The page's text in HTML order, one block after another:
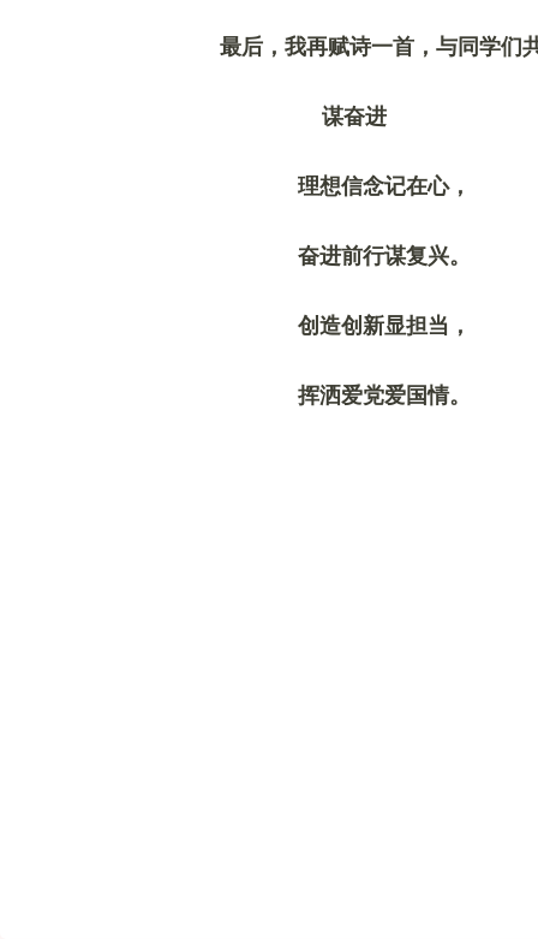
最后，我再赋诗一首，与同学们
谋奋进
理想信念记在心，
奋进前行谋复兴。
创造创新显担当，
挥洒爱党爱国情。